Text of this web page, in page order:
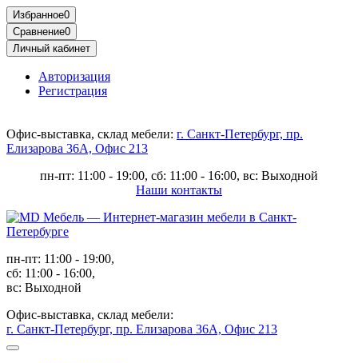
Избранное0
Сравнение0
Личный кабинет
Авторизация
Регистрация
Офис-выставка, склад мебели: г. Санкт-Петербург, пр.
Елизарова 36А, Офис 213
пн-пт: 11:00 - 19:00, сб: 11:00 - 16:00, вс: Выходной
Наши контакты
пн-пт: 11:00 - 19:00,
сб: 11:00 - 16:00,
вс: Выходной
Офис-выставка, склад мебели:
г. Санкт-Петербург, пр. Елизарова 36А, Офис 213